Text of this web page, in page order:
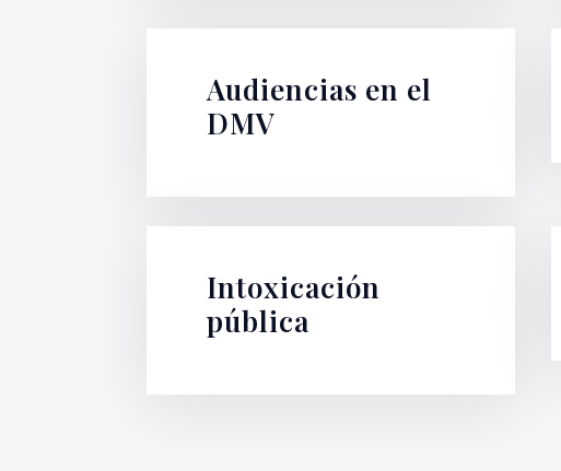
Audiencias en el
DMV
Intoxicación
pública